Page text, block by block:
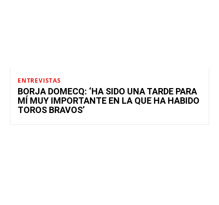
ENTREVISTAS
BORJA DOMECQ: ‘HA SIDO UNA TARDE PARA
MÍ MUY IMPORTANTE EN LA QUE HA HABIDO
TOROS BRAVOS’